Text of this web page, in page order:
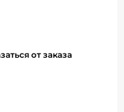
от заказа